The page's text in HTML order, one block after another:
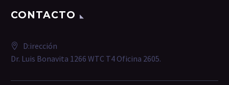
CONTACTO
D:irección
Dr. Luis Bonavita 1266 WTC T4 Oficina 2605.